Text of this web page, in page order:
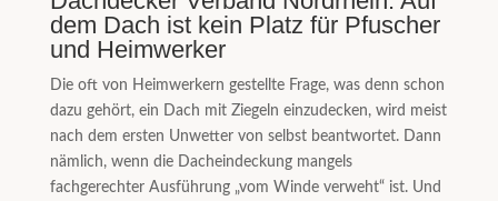
dem Dach ist kein Platz für Pfuscher
und Heimwerker
Die oft von Heimwerkern gestellte Frage, was denn schon
dazu gehört, ein Dach mit Ziegeln einzudecken, wird meist
nach dem ersten Unwetter von selbst beantwortet. Dann
nämlich, wenn die Dacheindeckung mangels
fachgerechter Ausführung „vom Winde verweht“ ist. Und